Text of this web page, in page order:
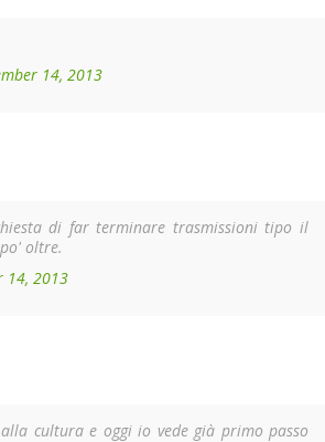
14, 2013
di far terminare trasmissioni tipo il
oltre.
14, 2013
cultura e oggi io vede già primo passo